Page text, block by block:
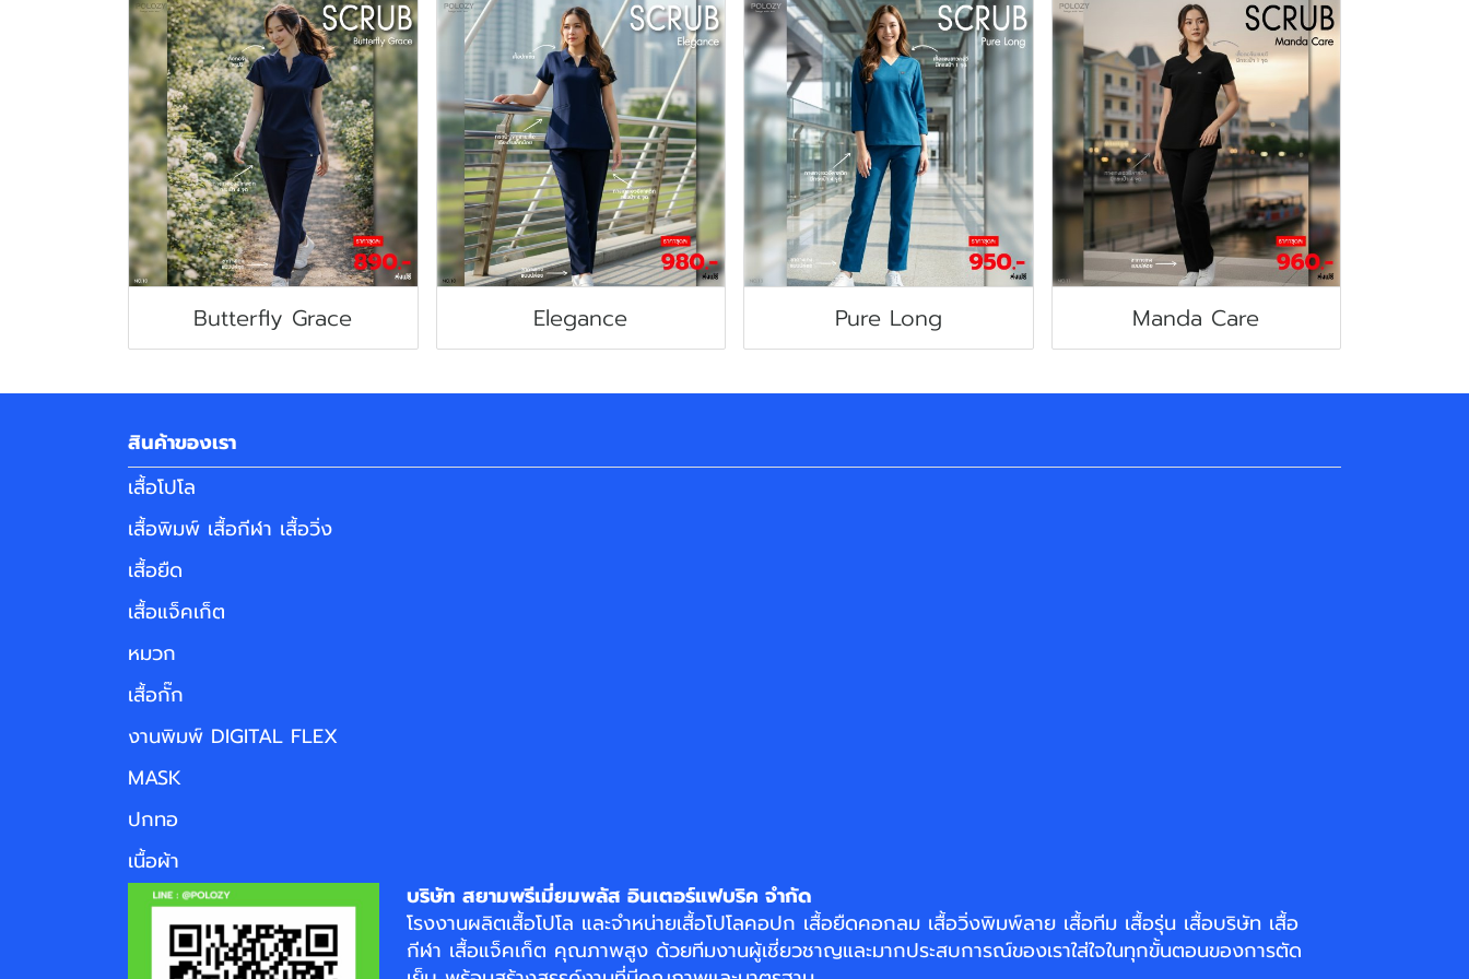
Butterfly Grace Elegance Pure Long Manda Care
สินค้าของเรา
เสื้อโปโล
เสื้อพิมพ์ เสื้อกีฬา เสื้อวิ่ง
เสื้อยืด
เสื้อแจ็คเก็ต
หมวก
เสื้อกั๊ก
งานพิมพ์ DIGITAL FLEX
MASK
ปกทอ
เนื้อผ้า
บริษัท สยามพรีเมี่ยมพลัส อินเตอร์แฟบริค จำกัด
โรงงานผลิตเสื้อโปโล และจำหน่ายเสื้อโปโลคอปก เสื้อยืดคอกลม เสื้อวิ่งพิมพ์ลาย เสื้อทีม เสื้อรุ่น เสื้อบริษัท เสื้อ
กีฬา เสื้อแจ็คเก็ต คุณภาพสูง ด้วยทีมงานผู้เชี่ยวชาญและมากประสบการณ์ของเราใส่ใจในทุกขั้นตอนของการตัด